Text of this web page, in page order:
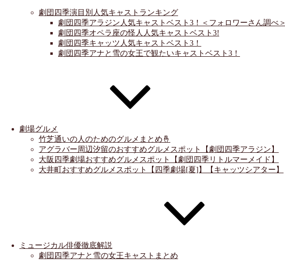
劇団四季演目別人気キャストランキング
劇団四季アラジン人気キャストベスト3！＜フォロワーさん調べ＞
劇団四季オペラ座の怪人人気キャストベスト3!
劇団四季キャッツ人気キャストベスト3！
劇団四季アナと雪の女王で観たいキャストベスト3！
劇場グルメ
竹芝通いの人のためのグルメまとめ🤞
アグラバー周辺汐留のおすすめグルメスポット【劇団四季アラジン】
大阪四季劇場おすすめグルメスポット【劇団四季リトルマーメイド】
大井町おすすめグルメスポット【四季劇場[夏]】【キャッツシアター】
ミュージカル俳優徹底解説
劇団四季アナと雪の女王キャストまとめ